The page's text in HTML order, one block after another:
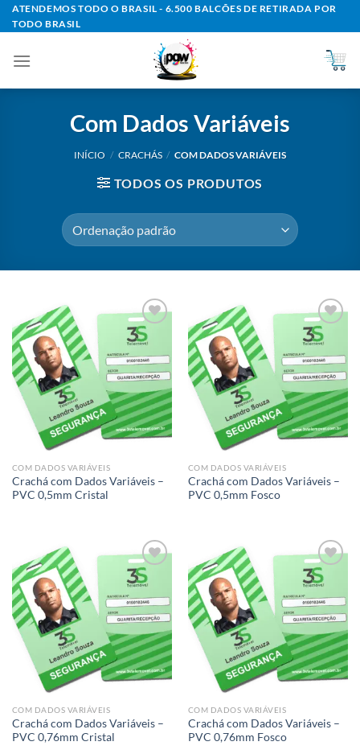
Skip
to
ATENDEMOS TODO O BRASIL - 6.500 BALCÕES DE RETIRADA POR
TODO BRASIL
Com Dados Variáveis
INÍCIO / CRACHÁS / COM DADOS VARIÁVEIS
TODOS OS PRODUTOS
Add to
wishlist
COM DADOS VARIÁVEIS
Crachá com Dados Variáveis –
PVC 0,5mm Cristal
Add to
wishlist
COM DADOS VARIÁVEIS
Crachá com Dados Variáveis –
PVC 0,5mm Fosco
Add to
wishlist
COM DADOS VARIÁVEIS
Crachá com Dados Variáveis –
PVC 0,76mm Cristal
Add to
wishlist
COM DADOS VARIÁVEIS
Crachá com Dados Variáveis –
PVC 0,76mm Fosco